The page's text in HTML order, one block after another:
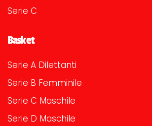
Serie C
Basket
Serie A Dilettanti
Serie B Femminile
Serie C Maschile
Serie D Maschile